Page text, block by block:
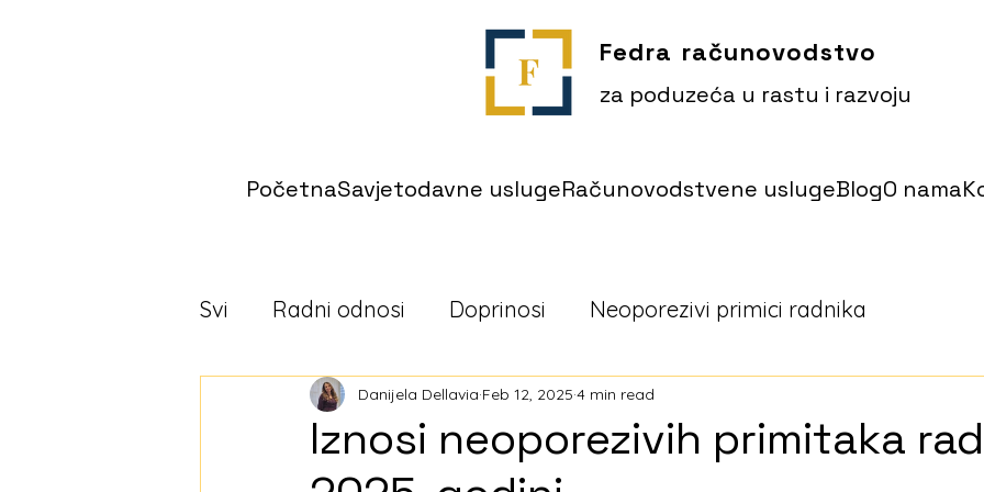
Fedra računovodstvo
za poduzeća u rastu i razvoju
PočetnaSavjetodavne uslugeRačunovodstvene uslugeBlogO nama
Svi Radni odnosi Doprinosi Neoporezivi primici radnika
Iznosi neoporezivih primitaka
Danijela Dellavia Feb 12, 2025 4 min read